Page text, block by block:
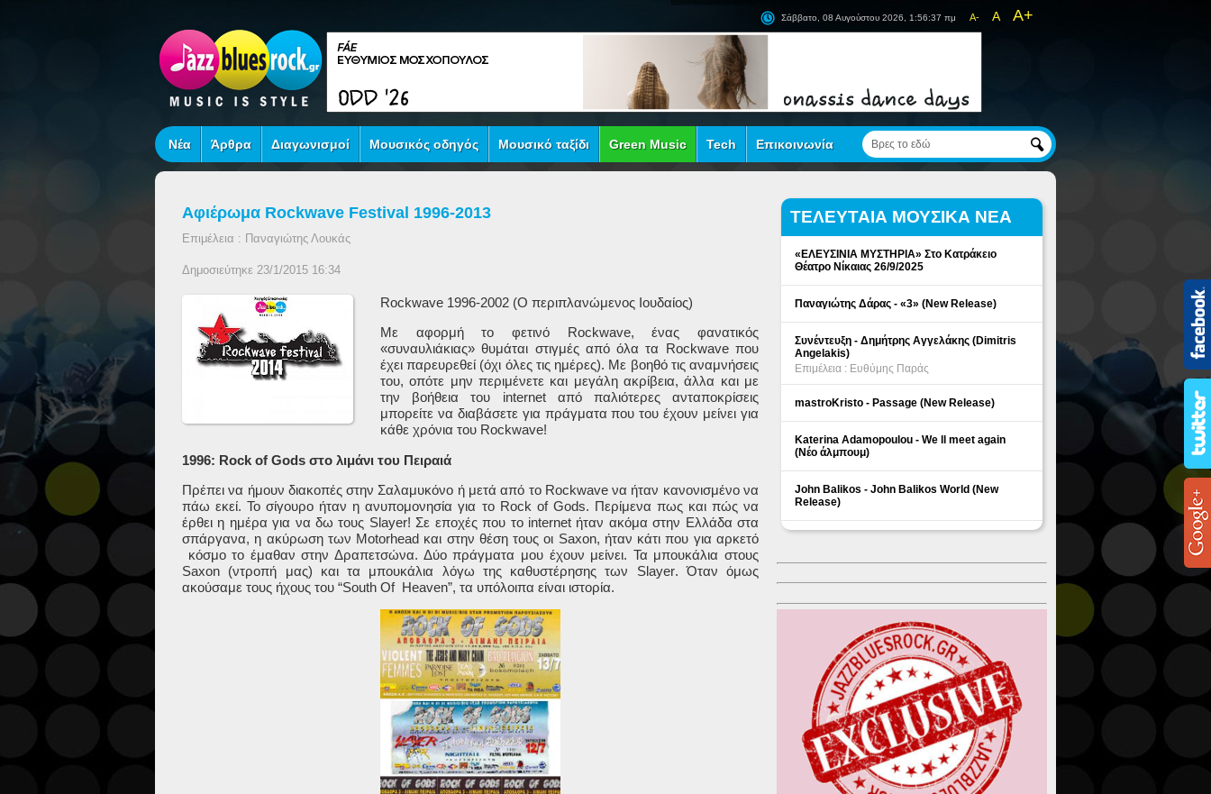
A- A A+
Σάββατο, 08 Αυγούστου 2026, 1:56:38 πμ
Νέα Άρθρα Διαγωνισμοί Μουσικός οδηγός Μουσικό ταξίδι Green Music Tech Επικοινωνία
Αφιέρωμα Rockwave Festival 1996-2013
Επιμέλεια : Παναγιώτης Λουκάς
Δημοσιεύτηκε 23/1/2015 16:34
Rockwave 1996-2002 (Ο περιπλανώμενος Ιουδαίος)
Με αφορμή το φετινό Rockwave, ένας φανατικός
«συναυλιάκιας» θυμάται στιγμές από όλα τα Rockwave που
έχει παρευρεθεί (όχι όλες τις ημέρες). Με βοηθό τις αναμνήσεις
του, οπότε μην περιμένετε και μεγάλη ακρίβεια, άλλα και με
την βοήθεια του internet
από παλιότερες ανταποκρίσεις
μπορείτε να διαβάσετε για πράγματα που του έχουν μείνει για
κάθε χρόνια του Rockwave!
1996: Rock of Gods στο λιμάνι του Πειραιά
Πρέπει να ήμουν διακοπές στην Σαλαμυκόνο ή μετά από το Rockwaveνα ήταν κανονισμένο να
πάω εκεί. Το σίγουρο ήταν η ανυπομονησία για το Rock of Gods. Περίμενα πως και πώς να
έρθει η ημέρα για να δω τους Slayer! Σε εποχές που το internetήταν ακόμα στην Ελλάδα στα
σπάργανα, η ακύρωση των Motorhead και στην θέση τους οι Saxon, ήταν κάτι που για αρκετό
κόσμο το έμαθαν στην Δραπετσώνα. Δύο πράγματα μου έχουν μείνει. Τα μπουκάλια στους
Saxon (ντροπή μας) και τα μπουκάλια λόγω της καθυστέρησης των Slayer. Όταν όμως
ακούσαμε τους ήχους του “South Of Heaven”, τα υπόλοιπα είναι ιστορία.
ΤΕΛΕΥΤΑΙΑ ΜΟΥΣΙΚΑ ΝΕΑ
«ΕΛΕΥΣΙΝΙΑ ΜΥΣΤΗΡΙΑ» Στο Κατράκειο
Θέατρο Νίκαιας 26/9/2025
Παναγιώτης Δάρας - «3» (New Release)
Συνέντευξη - Δημήτρης Αγγελάκης (Dimitris
Angelakis)
Επιμέλεια : Ευθύμης Παράς
mastroKristo - Passage (New Release)
Katerina Adamopoulou - We ll meet again
(Νέο άλμπουμ)
John Balikos - John Balikos World (New
Release)